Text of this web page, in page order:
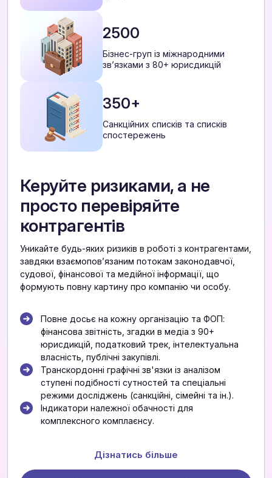
2500
Бізнес-груп із міжнародними
звʼязками з 80+ юрисдикцій
350+
Санкційних списків та списків
спостережень
Керуйте ризиками, а не
просто перевіряйте
контрагентів
Уникайте будь-яких ризиків в роботі з контрагентами,
завдяки взаємоповʼязаним потокам законодавчої,
судової, фінансової та медійної інформації, що
формують повну картину про компанію чи особу.
Повне досьє на кожну організацію та ФОП:
фінансова звітність, згадки в медіа з 90+
юрисдикцій, податковий трек, інтелектуальна
власність, публічні закупівлі.
Транскордонні графічні зв'язки із аналізом
ступені подібності сутностей та спеціальні
режими досліджень (санкційні, сімейні та ін.).
Індикатори належної обачності для
комплексного комплаєнсу.
Дізнатись більше